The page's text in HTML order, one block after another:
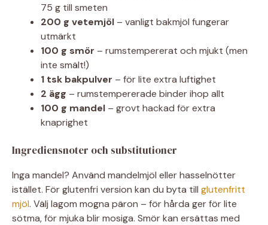
75 g till smeten
200 g vetemjöl – vanligt bakmjöl fungerar
utmärkt
100 g smör – rumstempererat och mjukt (men
inte smält!)
1 tsk bakpulver – för lite extra luftighet
2 ägg – rumstempererade binder ihop allt
100 g mandel – grovt hackad för extra
knaprighet
Ingrediensnoter och substitutioner
Inga mandel? Använd mandelmjöl eller hasselnötter
istället. För glutenfri version kan du byta till glutenfritt
mjöl. Välj lagom mogna päron – för hårda ger för lite
sötma, för mjuka blir mosiga. Smör kan ersättas med